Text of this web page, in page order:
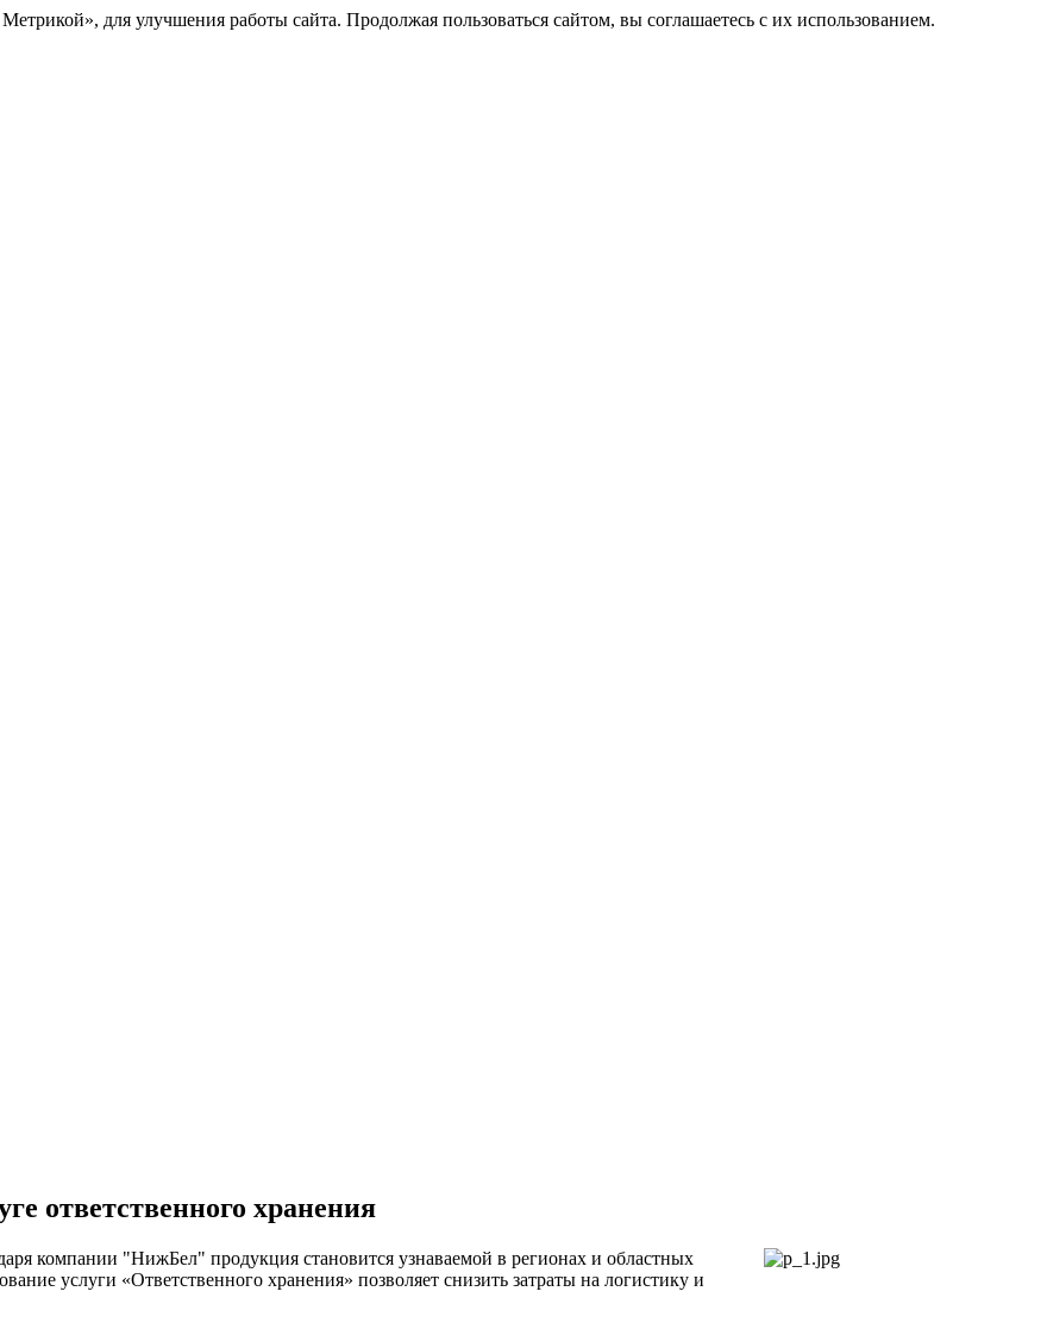
для улучшения работы сайта. Продолжая пользоваться сайтом, вы соглашаетесь с их использованием.
ответственного хранения
компании "НижБел" продукция становится узнаваемой в регионах и областных
услуги «Ответственного хранения» позволяет снизить затраты на логистику и